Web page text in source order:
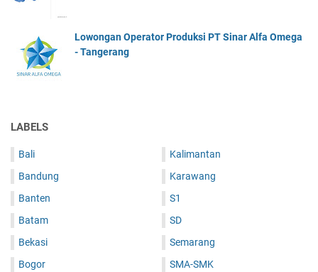
Lowongan Operator Produksi PT Sinar Alfa Omega
- Tangerang
LABELS
Bali
Bandung
Banten
Batam
Bekasi
Bogor
Kalimantan
Karawang
S1
SD
Semarang
SMA-SMK